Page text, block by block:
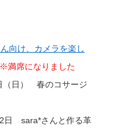
向け、カメラを楽し
※満席になりました
（日） 春のコサージ
日 sara*さんと作る革